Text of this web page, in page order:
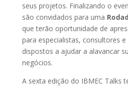
seus projetos. Finalizando o
são convidados para uma
que terão oportunidade de
para especialistas, consultores
dispostos a ajudar a alavancar
negócios.
A sexta edição do IBMEC Talks